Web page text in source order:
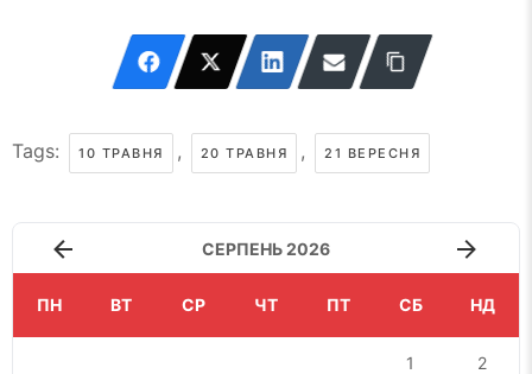
Tags: 10 ТРАВНЯ , 20 ТРАВНЯ , 21 ВЕРЕСНЯ
СЕРПЕНЬ 2026
ПН ВТ СР ЧТ ПТ СБ НД
1 2